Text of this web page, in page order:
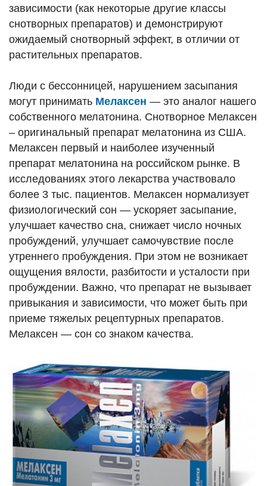
зависимости (как некоторые другие классы
снотворных препаратов) и демонстрируют
ожидаемый снотворный эффект, в отличии от
растительных препаратов.
Люди с бессонницей, нарушением засыпания
могут принимать Мелаксен — это аналог нашего
собственного мелатонина. Снотворное Мелаксен
– оригинальный препарат мелатонина из США.
Мелаксен первый и наиболее изученный
препарат мелатонина на российском рынке. В
исследованиях этого лекарства участвовало
более 3 тыс. пациентов. Мелаксен нормализует
физиологический сон — ускоряет засыпание,
улучшает качество сна, снижает число ночных
пробуждений, улучшает самочувствие после
утреннего пробуждения. При этом не возникает
ощущения вялости, разбитости и усталости при
пробуждении. Важно, что препарат не вызывает
привыкания и зависимости, что может быть при
приеме тяжелых рецептурных препаратов.
Мелаксен — сон со знаком качества.